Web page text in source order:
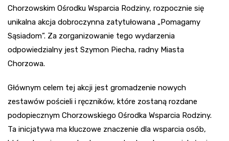
Chorzowskim Ośrodku Wsparcia Rodziny, rozpocznie się
unikalna akcja dobroczynna zatytułowana „Pomagamy
Sąsiadom”. Za zorganizowanie tego wydarzenia
odpowiedzialny jest Szymon Piecha, radny Miasta
Chorzowa.
Głównym celem tej akcji jest gromadzenie nowych
zestawów pościeli i ręczników, które zostaną rozdane
podopiecznym Chorzowskiego Ośrodka Wsparcia Rodziny.
Ta inicjatywa ma kluczowe znaczenie dla wsparcia osób,